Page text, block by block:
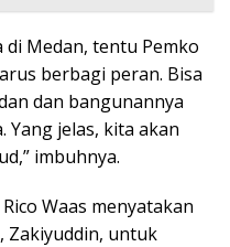
Medan, tentu Pemko
berbagi peran. Bisa
dan bangunannya
Yang jelas, kita akan
imbuhnya.
Waas menyatakan
Zakiyuddin, untuk